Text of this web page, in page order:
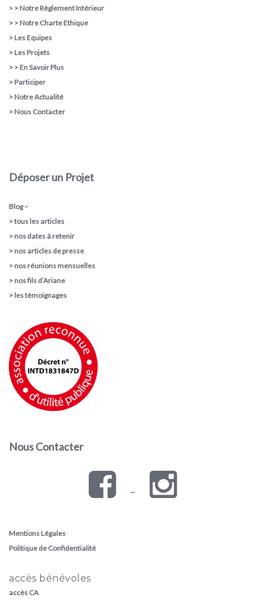
> > Notre Règlement Intérieur
> > Notre Charte Ethique
> Les Equipes
> Les Projets
> > En Savoir Plus
> Participer
> Notre Actualité
> Nous Contacter
Déposer un Projet
Blog
>tous les articles
> nos dates à retenir
> nos articles de presse
> nos réunions mensuelles
> nos fils d’Ariane
> les témoignages
Nous Contacter
–
Mentions Légales
Politique de Confidentialité
accès bénévoles
accès CA